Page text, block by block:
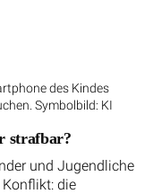
des Kindes
Symbolbild: KI
strafbar?
und Jugendliche
Konflikt: die